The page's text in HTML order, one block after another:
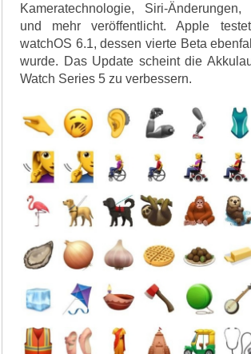
Kameratechnologie, Siri-
und mehr veröffentlicht. Apple
watchOS 6.1, dessen vierte Beta
wurde. Das Update scheint die
Watch Series 5 zu verbessern.